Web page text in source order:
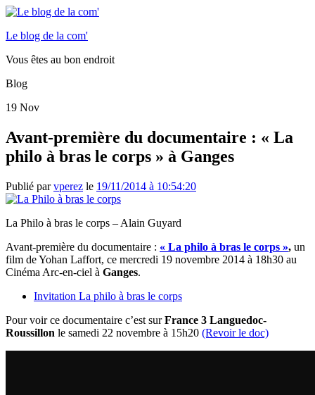
Le blog de la com'
Vous êtes au bon endroit
Blog
19 Nov
Avant-première du documentaire : « La
philo à bras le corps » à Ganges
Publié parvperez le 19/11/2014 à 10:54:20
La Philo à bras le corps – Alain Guyard
Avant-première du documentaire : « La philo à bras le corps », un
film de Yohan Laffort, ce mercredi 19 novembre 2014 à 18h30 au
Cinéma Arc-en-ciel à Ganges.
Invitation La philo à bras le corps
Pour voir ce documentaire c’est surFrance 3 Languedoc-
Roussillon le samedi 22 novembre à 15h20 (Revoir le doc)